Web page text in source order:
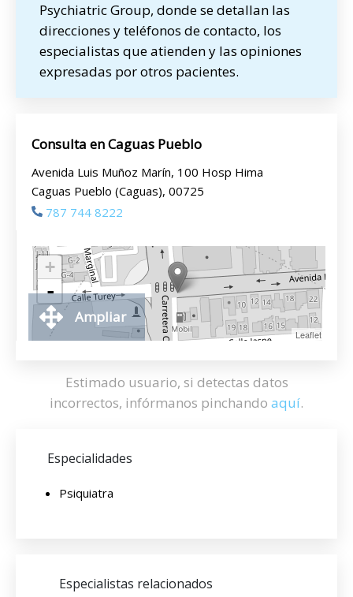
Psychiatric Group, donde se detallan las
direcciones y teléfonos de contacto, los
especialistas que atienden y las opiniones
expresadas por otros pacientes.
Consulta en Caguas Pueblo
Avenida Luis Muñoz Marín, 100 Hosp Hima
Caguas Pueblo (Caguas), 00725
787 744 8222
+
-
Leaflet
Ampliar
Estimado usuario, si detectas datos
incorrectos, infórmanos pinchando aquí.
Especialidades
Psiquiatra
Especialistas relacionados